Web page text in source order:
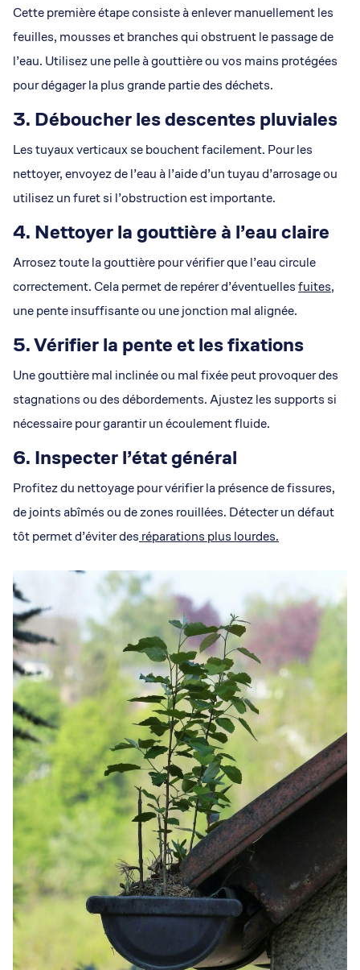
Cette première étape consiste à enlever manuellement les
feuilles, mousses et branches qui obstruent le passage de
l’eau. Utilisez une pelle à gouttière ou vos mains protégées
pour dégager la plus grande partie des déchets.
3. Déboucher les descentes pluviales
Les tuyaux verticaux se bouchent facilement. Pour les
nettoyer, envoyez de l’eau à l’aide d’un tuyau d’arrosage ou
utilisez un furet si l’obstruction est importante.
4. Nettoyer la gouttière à l’eau claire
Arrosez toute la gouttière pour vérifier que l’eau circule
correctement. Cela permet de repérer d’éventuellesfuites,
une pente insuffisante ou une jonction mal alignée.
5. Vérifier la pente et les fixations
Une gouttière mal inclinée ou mal fixée peut provoquer des
stagnations ou des débordements. Ajustez les supports si
nécessaire pour garantir un écoulement fluide.
6. Inspecter l’état général
Profitez du nettoyage pour vérifier la présence de fissures,
de joints abîmés ou de zones rouillées. Détecter un défaut
tôt permet d’éviter des réparations plus lourdes.